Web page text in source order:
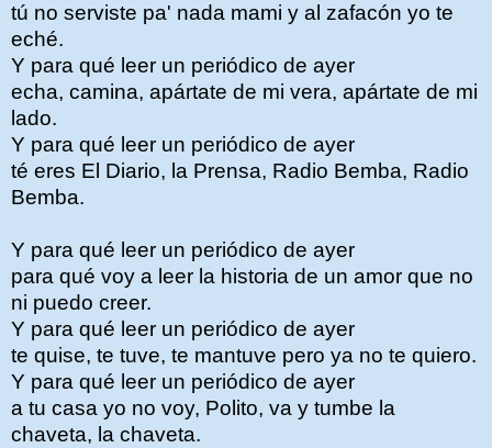
tú no serviste pa' nada mami y al zafacón yo te
eché.
Y para qué leer un periódico de ayer
echa, camina, apártate de mi vera, apártate de mi
lado.
Y para qué leer un periódico de ayer
té eres El Diario, la Prensa, Radio Bemba, Radio
Bemba.
Y para qué leer un periódico de ayer
para qué voy a leer la historia de un amor que no
ni puedo creer.
Y para qué leer un periódico de ayer
te quise, te tuve, te mantuve pero ya no te quiero.
Y para qué leer un periódico de ayer
a tu casa yo no voy, Polito, va y tumbe la
chaveta, la chaveta.